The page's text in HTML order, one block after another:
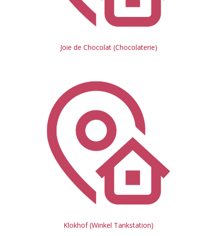
Joie de Chocolat (Chocolaterie)
Klokhof (Winkel Tankstation)